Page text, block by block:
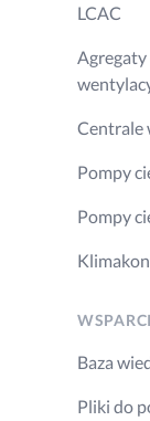
LCAC
Centrale
Pompy
Pompy
Baza
Pliki do